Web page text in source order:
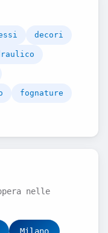
decori
fognature
opera nelle